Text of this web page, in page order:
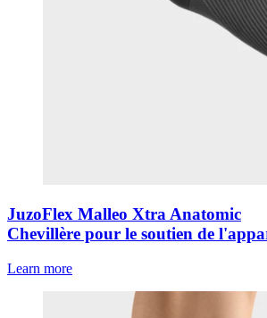
JuzoFlex Malleo Xtra Anatomic
Chevillère pour le soutien de
Learn more